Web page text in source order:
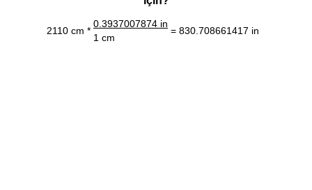
2110 cm *
0.3937007874 in
= 830.708661417 in
1 cm